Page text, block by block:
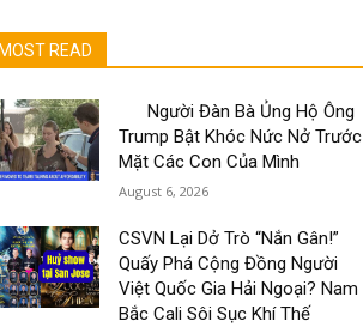
MOST READ
Người Đàn Bà Ủng Hộ Ông
Trump Bật Khóc Nức Nở Trước
Mặt Các Con Của Mình
August 6, 2026
CSVN Lại Dở Trò “Nắn Gân!”
Quấy Phá Cộng Đồng Người
Việt Quốc Gia Hải Ngoại? Nam
Bắc Cali Sôi Sục Khí Thế